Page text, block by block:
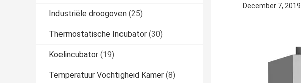
Industriële droogoven (25)
Thermostatische Incubator (30)
Koelincubator (19)
Temperatuur Vochtigheid Kamer (8)
December 7, 2019